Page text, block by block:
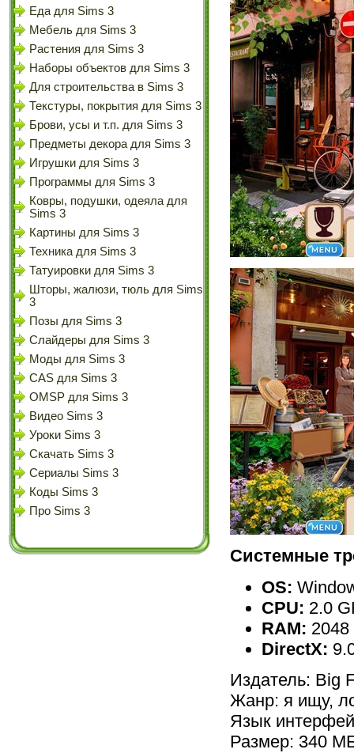
Еда для Sims 3
Мебель для Sims 3
Растения для Sims 3
Наборы объектов для Sims 3
Для строительства в Sims 3
Текстуры, покрытия для Sims 3
Брови, усы и т.п. для Sims 3
Предметы декора для Sims 3
Игрушки для Sims 3
Программы для Sims 3
Ковры, подушки, одеяла для
Sims 3
Картины для Sims 3
Техника для Sims 3
Татуировки для Sims 3
Шторы, жалюзи, тюль для Sims
3
Позы для Sims 3
Слайдеры для Sims 3
Моды для Sims 3
CAS для Sims 3
OMSP для Sims 3
Видео Sims 3
Уроки Sims 3
Скачать Sims 3
Сериалы Sims 3
Коды Sims 3
Про Sims 3
Системные
OS:
CPU: 2.0
RAM: 2048
DirectX:
Издатель: Big
Жанр: я ищу,
Язык
Размер: 340